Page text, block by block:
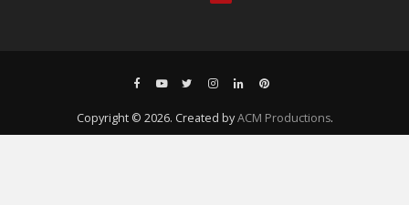
Copyright © 2026. Created byACM Productions.